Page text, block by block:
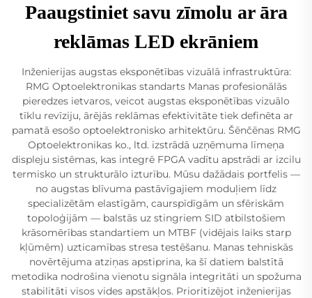
Paaugstiniet savu zīmolu ar āra
reklāmas LED ekrāniem
Inženierijas augstas eksponētības vizuālā infrastruktūra:
RMG Optoelektronikas standarts Manas profesionālās
pieredzes ietvaros, veicot augstas eksponētības vizuālo
tīklu revīziju, ārējās reklāmas efektivitāte tiek definēta ar
pamatā esošo optoelektronisko arhitektūru. Šēnčēnas RMG
Optoelektronikas ko., ltd. izstrādā uzņēmuma līmeņa
displeju sistēmas, kas integrē FPGA vadītu apstrādi ar izcilu
termisko un strukturālo izturību. Mūsu dažādais portfelis —
no augstas blīvuma pastāvīgajiem moduļiem līdz
specializētām elastīgām, caurspīdīgām un sfēriskām
topoloģijām — balstās uz stingriem SID atbilstošiem
krāsomērības standartiem un MTBF (vidējais laiks starp
kļūmēm) uzticamības stresa testēšanu. Manas tehniskās
novērtējuma atziņas apstiprina, ka šī datiem balstītā
metodika nodrošina vienotu signāla integritāti un spožuma
stabilitāti visos vides apstākļos. Prioritizējot inženierijas